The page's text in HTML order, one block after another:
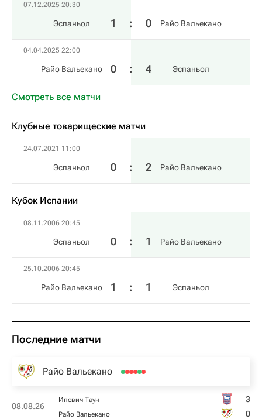
07.12.2025 20:30
Эспаньол 1 : 0 Райо Вальекано
04.04.2025 22:00
Райо Вальекано 0 : 4 Эспаньол
Смотреть все матчи
Клубные товарищеские матчи
24.07.2021 11:00
Эспаньол 0 : 2 Райо Вальекано
Кубок Испании
08.11.2006 20:45
Эспаньол 0 : 1 Райо Вальекано
25.10.2006 20:45
Райо Вальекано 1 : 1 Эспаньол
Последние матчи
Райо Вальекано
08.08.26
Ипсвич Таун 3
Райо Вальекано 0